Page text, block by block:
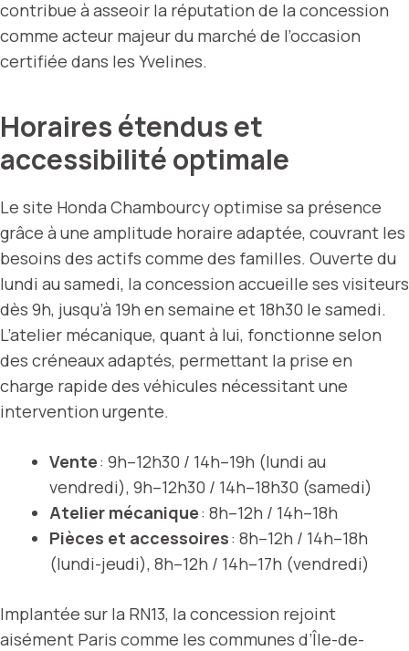
contribue à asseoir la réputation de la concession
comme acteur majeur du marché de l’occasion
certifiée dans les Yvelines.
Horaires étendus et
accessibilité optimale
Le site Honda Chambourcy optimise sa présence
grâce à une amplitude horaire adaptée, couvrant les
besoins des actifs comme des familles. Ouverte du
lundi au samedi, la concession accueille ses visiteurs
dès 9h, jusqu’à 19h en semaine et 18h30 le samedi.
L’atelier mécanique, quant à lui, fonctionne selon
des créneaux adaptés, permettant la prise en
charge rapide des véhicules nécessitant une
intervention urgente.
Vente: 9h–12h30 / 14h–19h (lundi au
vendredi), 9h–12h30 / 14h–18h30 (samedi)
Atelier mécanique: 8h–12h / 14h–18h
Pièces et accessoires: 8h–12h / 14h–18h
(lundi-jeudi), 8h–12h / 14h–17h (vendredi)
Implantée sur la RN13, la concession rejoint
aisément Paris comme les communes d’Île-de-